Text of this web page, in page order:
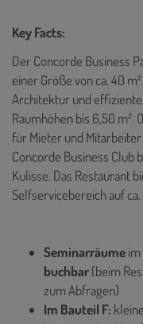
Key Facts:
Der Concorde Business
einer Größe von ca. 40
Architektur und
Raumhöhen bis 6,50 m².
für Mieter und
Concorde Business Club
Kulisse. Das Restaurant
Selfservicebereich auf
Seminarräume
buchbar(beim
zum Abfragen)
Im Bauteil F: